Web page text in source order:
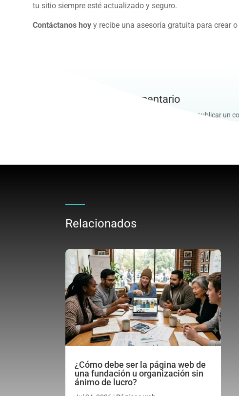
tu sitio siempre esté actualizado y seguro.
Contáctanos hoy y recibe una asesoría gratuita para crear
Enviar un comentario
para publicar un
Relacionados
¿Cómo debe ser la página web de
una fundación u organización sin
ánimo de lucro?